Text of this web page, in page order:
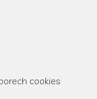
cookies